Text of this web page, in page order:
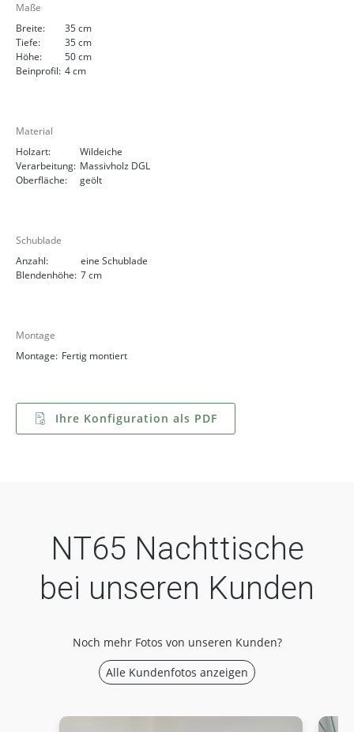
Maße
Breite:
35 cm
Tiefe:
35 cm
Höhe:
50 cm
Beinprofil: 4 cm
Material
Holzart:
Wildeiche
Verarbeitung: Massivholz DGL
Oberfläche:
geölt
Schublade
Anzahl:
eine Schublade
Blendenhöhe: 7 cm
Montage
Montage: Fertig montiert
Ihre Konfiguration als PDF
NT65 Nachttische
bei unseren Kunden
Noch mehr Fotos von unseren Kunden?
Alle Kundenfotos anzeigen